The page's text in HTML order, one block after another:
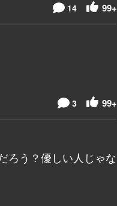
99+
14
99+
3
ろう？優しい人じゃな